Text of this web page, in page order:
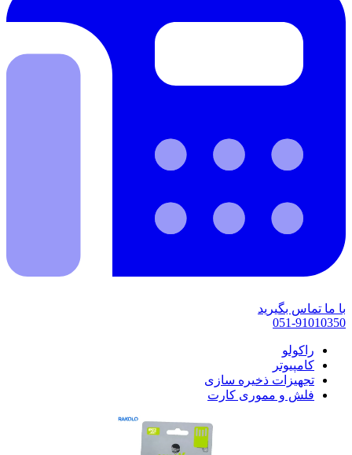
با ما تماس بگیرید
051-91010350
راکولو
کامپیوتر
تجهیزات ذخیره سازی
فلش و مموری کارت